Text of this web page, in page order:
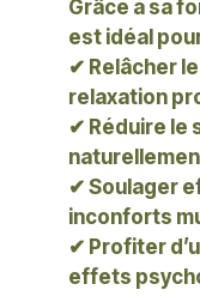
Grâce à sa
est idéal
✔ Relâcher
relaxation
✔ Réduire le
✔ Soulager
inconforts
✔ Profiter
effets